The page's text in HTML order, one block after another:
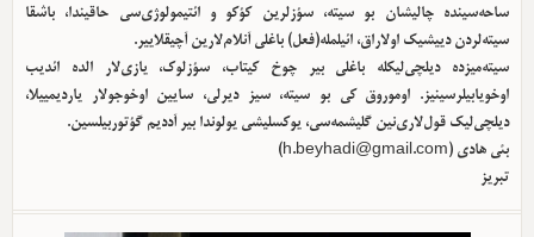
ساحه‌سینده چالیشان بو سیته، سؤزلرین کؤکو و ائتیمولوژی‌سی حاقیندا، باشقا
سیته‌لردن دییشیک اولا‌راق، ائیلمله(فعل) باغلی آنلام‌لارین آچیقلاییر.
سیته‌میزده دیلچی‌لیکله باغلی بیر چوخ کیتاب، سؤزلوک، یازی‌لار الده ائدیب
اوخویابیلرسینیز. اوموروق کی بو سیته، سیز دیرلی، سایین اوخوجولار یاردیمییلا،
دیلچی‌لیک قول‌لاری‌نین گلیشمه‌سی، یوکسلیشی یولوندا بیر آددیم گؤتوربیلسین.
بئی هادی ( h.beyhadi@gmail.com
)
تبریز